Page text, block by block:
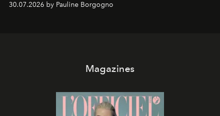
30.07.2026 by Pauline Borgogno
Magazines